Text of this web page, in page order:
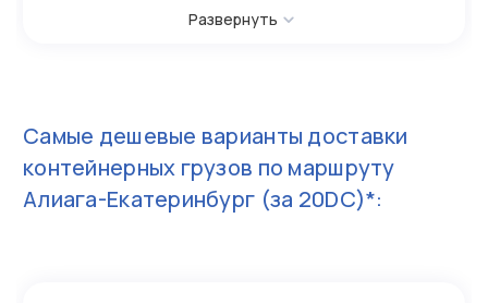
Развернуть
Самые дешевые варианты доставки
контейнерных грузов по маршруту
Алиага-Екатеринбург (за 20DC)*: